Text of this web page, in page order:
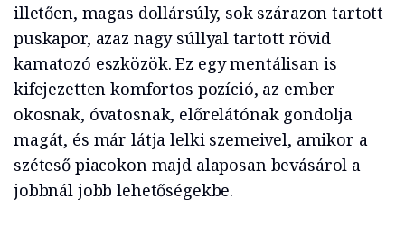
illetően, magas dollársúly, sok szárazon tartott
puskapor, azaz nagy súllyal tartott rövid
kamatozó eszközök. Ez egy mentálisan is
kifejezetten komfortos pozíció, az ember
okosnak, óvatosnak, előrelátónak gondolja
magát, és már látja lelki szemeivel, amikor a
széteső piacokon majd alaposan bevásárol a
jobbnál jobb lehetőségekbe.